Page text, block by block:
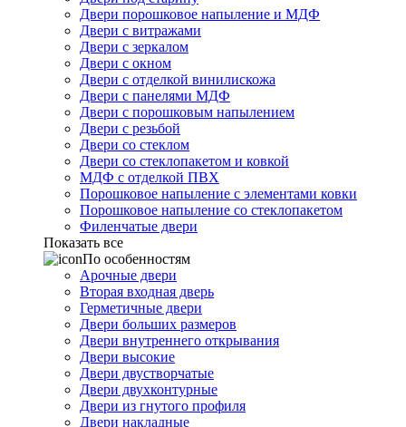
Двери порошковое напыление и МДФ
Двери с витражами
Двери с зеркалом
Двери с окном
Двери с отделкой винилискожа
Двери с панелями МДФ
Двери с порошковым напылением
Двери с резьбой
Двери со стеклом
Двери со стеклопакетом и ковкой
МДФ с отделкой ПВХ
Порошковое напыление с элементами ковки
Порошковое напыление со стеклопакетом
Филенчатые двери
Показать все
По особенностям
Арочные двери
Вторая входная дверь
Герметичные двери
Двери больших размеров
Двери внутреннего открывания
Двери высокие
Двери двустворчатые
Двери двухконтурные
Двери из гнутого профиля
Двери накладные